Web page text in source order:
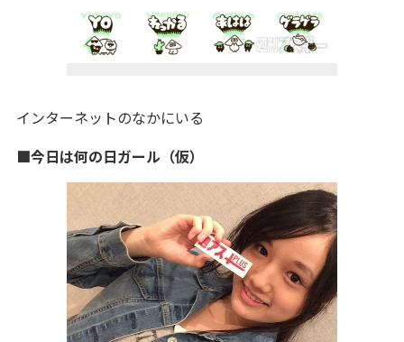
インターネットのなかにいる
■今日は何の日ガール（仮）